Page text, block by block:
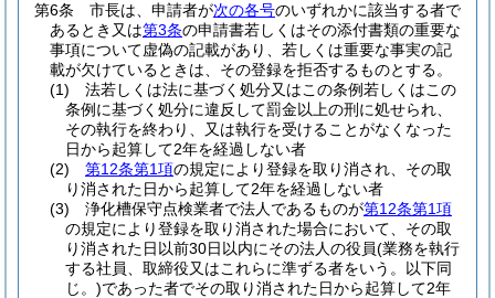
第6条
市長は、申請者が次の各号のいずれかに該当する者で
あるとき又は第3条の申請書若しくはその添付書類の重要な
事項について虚偽の記載があり、若しくは重要な事実の記
載が欠けているときは、その登録を拒否するものとする。
(1)
法若しくは法に基づく処分又はこの条例若しくはこの
条例に基づく処分に違反して罰金以上の刑に処せられ、
その執行を終わり、又は執行を受けることがなくなった
日から起算して2年を経過しない者
(2)
第12条第1項の規定により登録を取り消され、その取
り消された日から起算して2年を経過しない者
(3)
浄化槽保守点検業者で法人であるものが第12条第1項
の規定により登録を取り消された場合において、その取
り消された日以前30日以内にその法人の役員(業務を執行
する社員、取締役又はこれらに準ずる者をいう。以下同
じ。)であった者でその取り消された日から起算して2年